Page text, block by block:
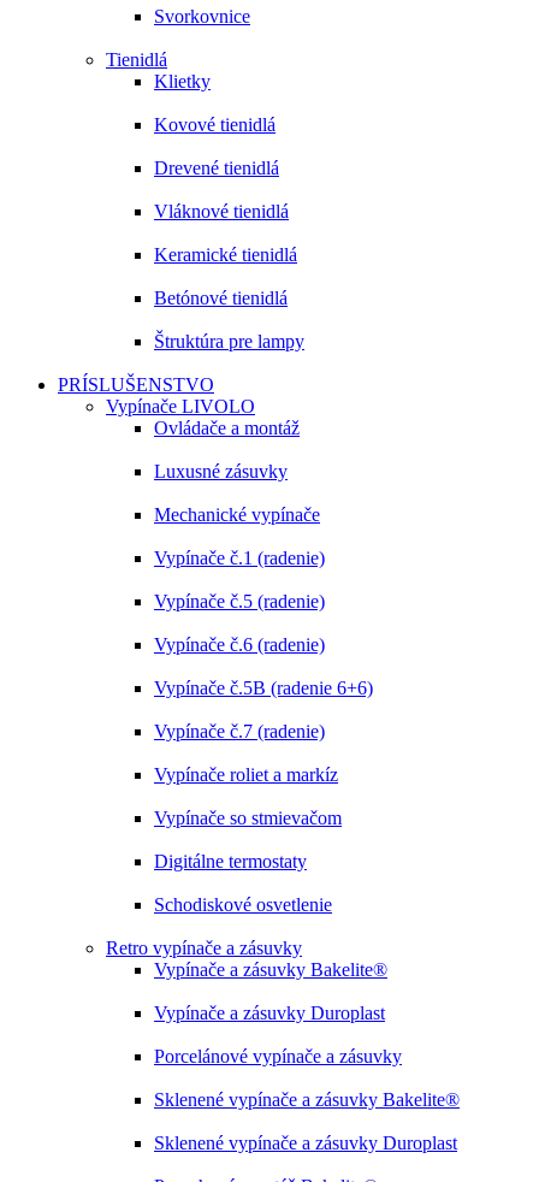
Svorkovnice
Tienidlá
Klietky
Kovové tienidlá
Drevené tienidlá
Vláknové tienidlá
Keramické tienidlá
Betónové tienidlá
Štruktúra pre lampy
PRÍSLUŠENSTVO
Vypínače LIVOLO
Ovládače a montáž
Luxusné zásuvky
Mechanické vypínače
Vypínače č.1 (radenie)
Vypínače č.5 (radenie)
Vypínače č.6 (radenie)
Vypínače č.5B (radenie 6+6)
Vypínače č.7 (radenie)
Vypínače roliet a markíz
Vypínače so stmievačom
Digitálne termostaty
Schodiskové osvetlenie
Retro vypínače a zásuvky
Vypínače a zásuvky Bakelite®
Vypínače a zásuvky Duroplast
Porcelánové vypínače a zásuvky
Sklenené vypínače a zásuvky Bakelite®
Sklenené vypínače a zásuvky Duroplast